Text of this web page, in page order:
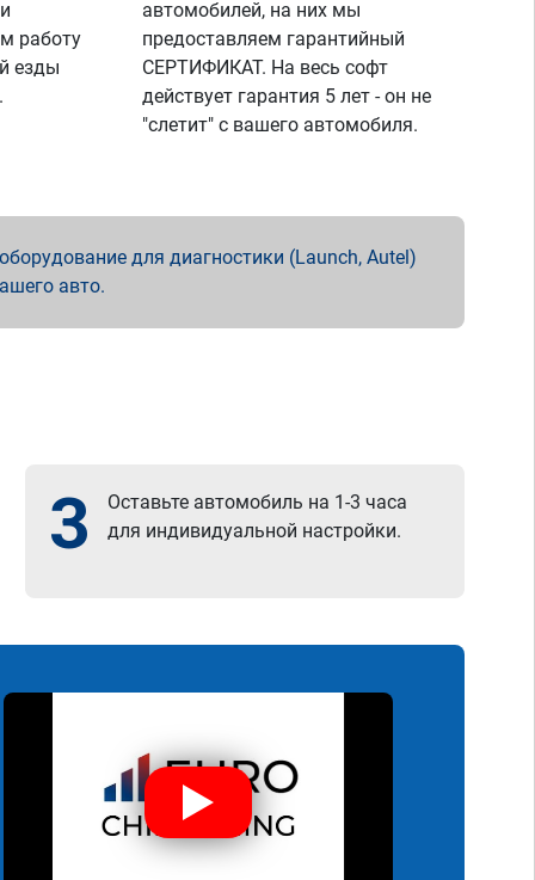
работу
езды
автомобилей, на них мы
предоставляем гарантийный
СЕРТИФИКАТ. На весь софт
действует гарантия 5 лет - он не
"слетит" с вашего автомобиля.
для диагностики (Launch, Autel)
авто.
3
Оставьте автомобиль на 1-3 часа
для индивидуальной настройки.